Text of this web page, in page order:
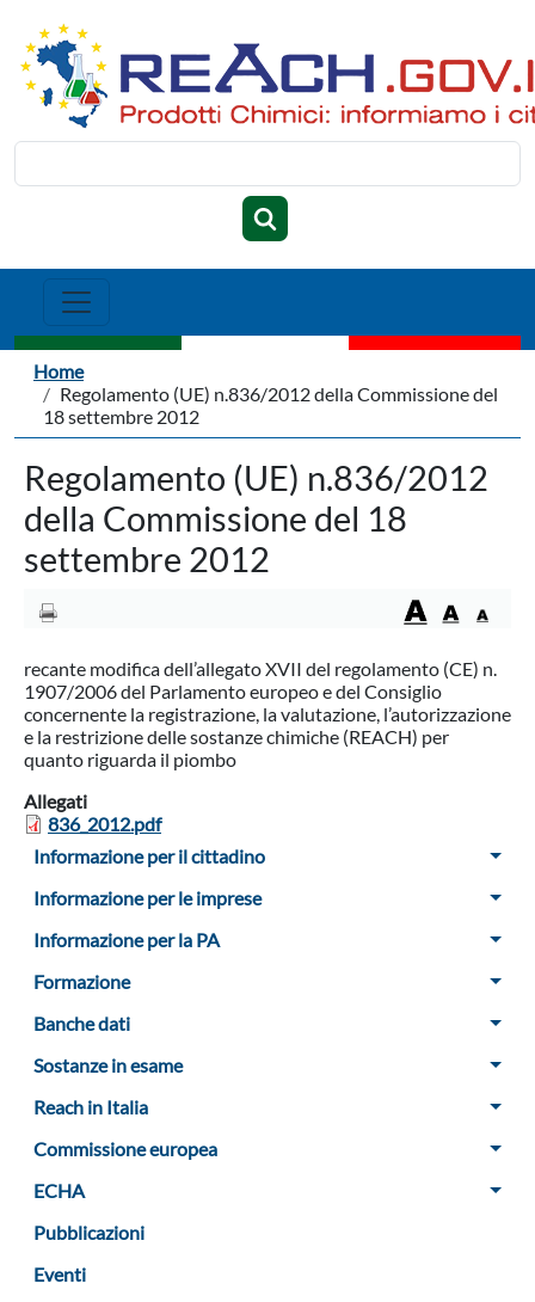
Briciole di pane
Home
Regolamento (UE) n.836/2012 della Commissione del
18 settembre 2012
Regolamento (UE) n.836/2012
della Commissione del 18
settembre 2012
recante modifica dell’allegato XVII del regolamento (CE) n.
1907/2006 del Parlamento europeo e del Consiglio
concernente la registrazione, la valutazione, l’autorizzazione
e la restrizione delle sostanze chimiche (REACH) per
quanto riguarda il piombo
Allegati
836_2012.pdf
Menu Sidebar
Informazione per il cittadino
Informazione per le imprese
Informazione per la PA
Formazione
Banche dati
Sostanze in esame
Reach in Italia
Commissione europea
ECHA
Pubblicazioni
Eventi